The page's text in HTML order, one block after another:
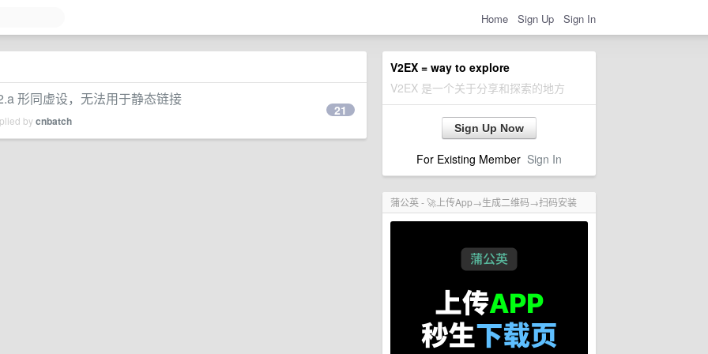
Home Sign Up Sign In
V2EX = way to explore
V2EX 是一个关于分享和探索的地方
Sign Up Now
For Existing Member Sign In
蒲公英 - 🚀上传App→生成二维码→扫码安装
形同虚设，无法用于静态链接
bycnbatch
21